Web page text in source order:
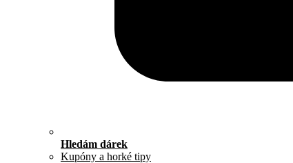
Hledám dárek
Kupóny a horké tipy